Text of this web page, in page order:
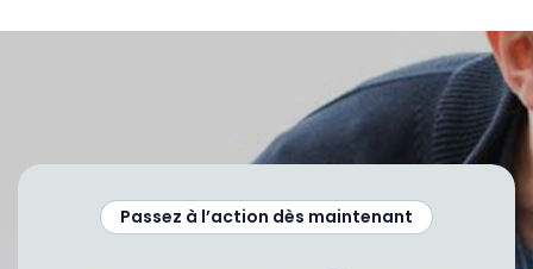
Passez à l’action dès maintenant